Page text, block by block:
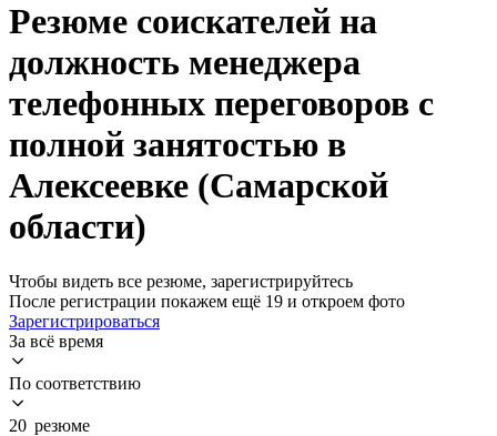
Резюме соискателей на
должность менеджера
телефонных переговоров с
полной занятостью в
Алексеевке (Самарской
области)
Чтобы видеть все резюме, зарегистрируйтесь
После регистрации покажем ещё 19 и откроем фото
Зарегистрироваться
За всё время
По соответствию
20 резюме